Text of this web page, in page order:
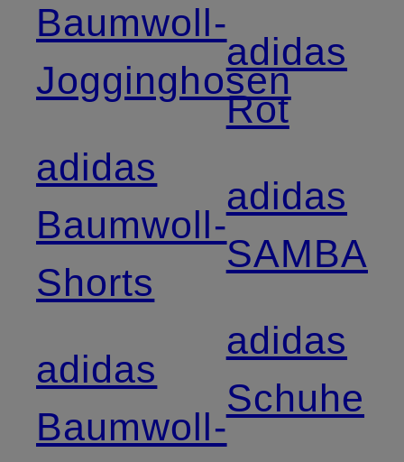
Baumwoll-
Jogginghosen
adidas
Baumwoll-
Shorts
adidas
Baumwoll­
adidas
Rot
adidas
SAMBA
adidas
Schuhe